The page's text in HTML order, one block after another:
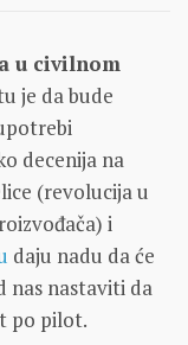
u civilnom
je da bude
decenija na
(revolucija u
i
daju nadu da će
nas nastaviti da
po pilot.